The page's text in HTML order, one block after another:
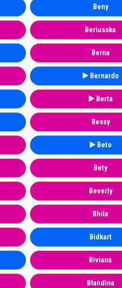
Beny
Beriusska
Berna
▶️ Bernardo
▶️ Berta
Bessy
▶️ Beto
Bety
Beverly
Bhila
Bidkart
Biviana
Blandina